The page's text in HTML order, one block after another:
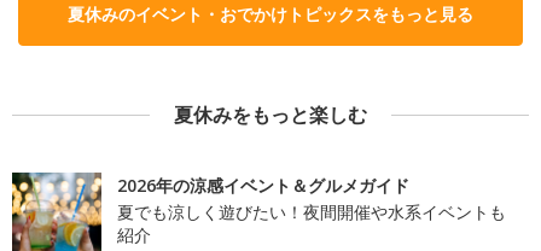
夏休みのイベント・おでかけトピックスをもっと見る
夏休みをもっと楽しむ
2026年の涼感イベント＆グルメガイド
夏でも涼しく遊びたい！夜間開催や水系イベントも
紹介